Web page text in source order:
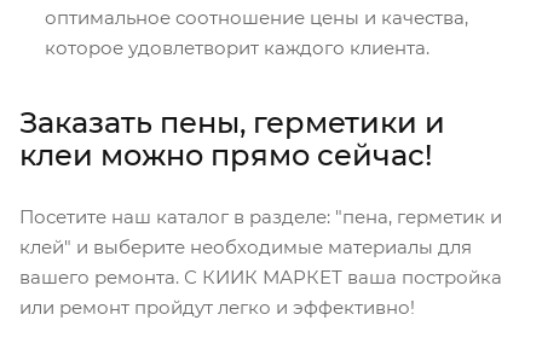
оптимальное соотношение цены и качества,
которое удовлетворит каждого клиента.
Заказать пены, герметики и
клеи можно прямо сейчас!
Посетите наш каталог в разделе: "пена, герметик и
клей" и выберите необходимые материалы для
вашего ремонта. С КИИК МАРКЕТ ваша постройка
или ремонт пройдут легко и эффективно!